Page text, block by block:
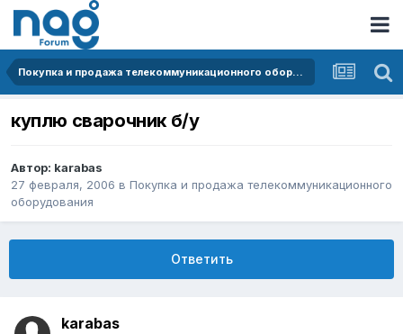
Покупка и продажа телекоммуникационного оборудования
куплю сварочник б/у
Автор: karabas
27 февраля, 2006 в Покупка и продажа телекоммуникационного
оборудования
Ответить
karabas